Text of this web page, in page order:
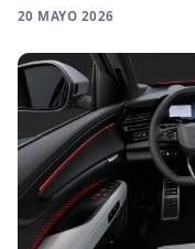
20 MAYO 2026